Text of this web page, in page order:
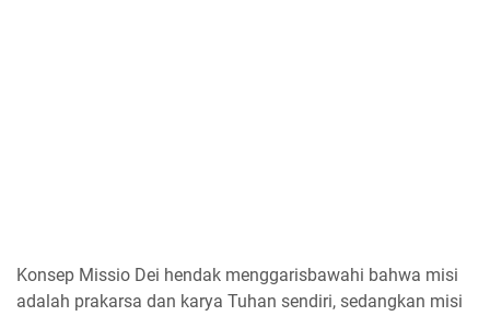
Konsep Missio Dei hendak menggarisbawahi bahwa misi
adalah prakarsa dan karya Tuhan sendiri, sedangkan misi